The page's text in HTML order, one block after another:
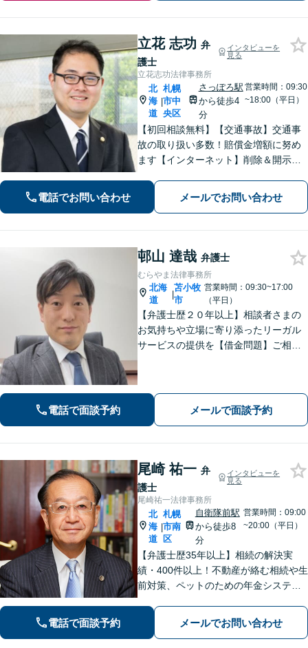
立花 志功 弁
護士
インタビューを
見る
立花志功法律事務所
北
海
道
|
札幌
市中
央区
さっぽろ駅
から徒歩4
分
営業時間：09:30
~18:00（平日）
【初回相談無料】【交通事故】交通事
故の取り扱い多数！賠償金増額に努め
ます【インターネット】削除＆開示請
事事件】超速対応！【電話・メール相
談可】【大通駅／札幌駅5分】
電話でお問い合わせ メールでお問い合わせ
邨山 達哉 弁護士
むらやま法律事務所
北海
道
|
苫小牧
市
営業時間：09:30~17:00
（平日）
【弁護士歴２０年以上】相談者さまの
お気持ちや立場に寄り添ったリーガル
サービスの提供を【借金問題】ご相談
業連携で円滑対応！【分割払いOK】
電話で面談予約 メールで面談予約
尾崎 祐一 弁
護士
インタビューを
見る
尾崎祐一法律事務所
北
海
道
|
札幌
市南
区
自衛隊前駅
から徒歩8
分
営業時間：09:00
~20:00（平日）
【弁護士歴35年以上】相続の解決実
績・400件以上！不動産が絡む相続や生
前対策、ペットのための年金システム
金・刑事事件・不動産トラブルなど幅
広く対応。依頼者の背景に潜む原因を
電話で面談予約 メールでお問い合わせ